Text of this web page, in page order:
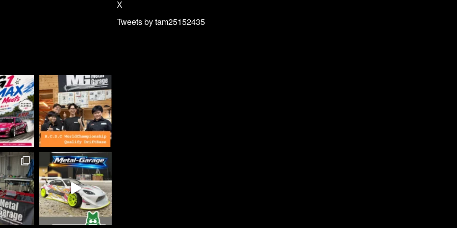
X
Tweets by tam25152435